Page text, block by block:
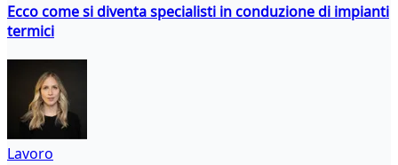
Ecco come si diventa specialisti in conduzione di impianti
termici
Lavoro